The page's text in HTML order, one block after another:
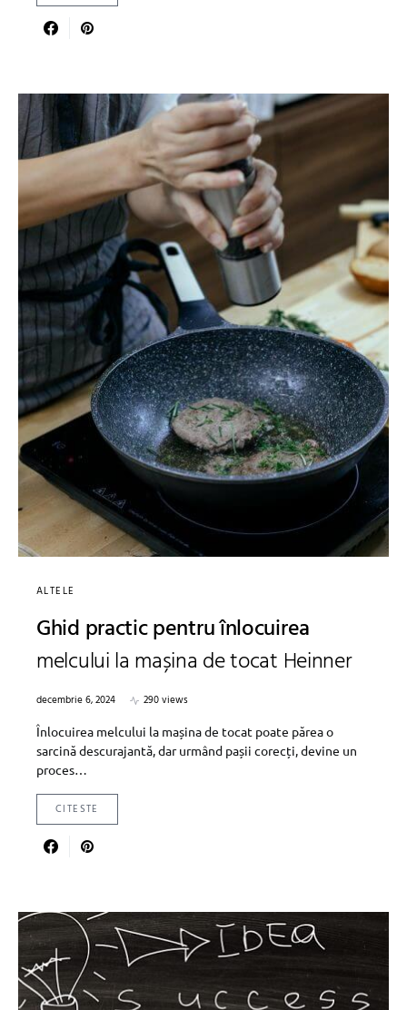
ALTELE
Ghid practic pentru înlocuirea
melcului la mașina de tocat Heinner
decembrie 6, 2024
290 views
Înlocuirea melcului la mașina de tocat poate părea o
sarcină descurajantă, dar urmând pașii corecți, devine un
proces…
CITESTE